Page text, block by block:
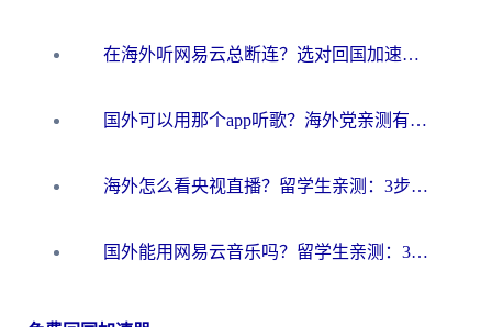
在海外听网易云总断连？选对回国加速器，告别地区限制和卡顿
国外可以用那个app听歌？海外党亲测有效的回国加速方案，轻松听国内音乐听书
海外怎么看央视直播？留学生亲测：3步解决版权限制+追剧自由
国外能用网易云音乐吗？留学生亲测：3步解决海外听歌难题